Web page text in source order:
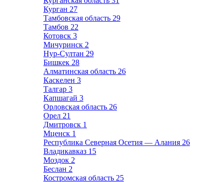
Курган 27
Тамбовская область 29
Тамбов 22
Котовск 3
Мичуринск 2
Нур-Султан 29
Бишкек 28
Алматинская область 26
Каскелен 3
Талгар 3
Капшагай 3
Орловская область 26
Орел 21
Дмитровск 1
Мценск 1
Республика Северная Осетия — Алания 26
Владикавказ 15
Моздок 2
Беслан 2
Костромская область 25